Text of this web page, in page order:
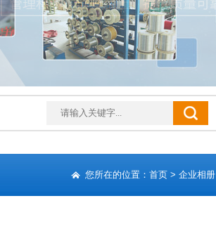
您所在的位置： 首页 > 企业相册